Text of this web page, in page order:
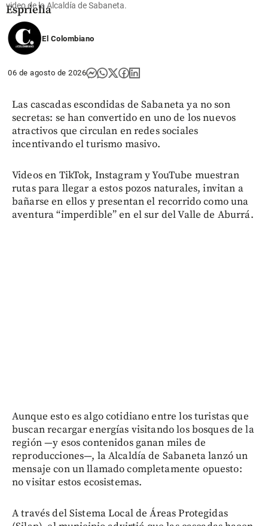
Espriella
share
video de la Alcaldía de Sabaneta.
El Colombiano
06 de agosto de 2026
Las cascadas escondidas de Sabaneta ya no son
secretas: se han convertido en uno de los nuevos
atractivos que circulan en redes sociales
incentivando el turismo masivo.
Videos en TikTok, Instagram y YouTube muestran
rutas para llegar a estos pozos naturales, invitan a
bañarse en ellos y presentan el recorrido como una
aventura “imperdible” en el sur del Valle de Aburrá.
Aunque esto es algo cotidiano entre los turistas que
buscan recargar energías visitando los bosques de la
región —y esos contenidos ganan miles de
reproducciones—, la Alcaldía de Sabaneta lanzó un
mensaje con un llamado completamente opuesto:
no visitar estos ecosistemas.
A través del Sistema Local de Áreas Protegidas